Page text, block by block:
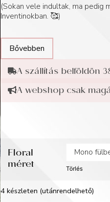
(Sokan vele indultak, ma pedig
Inventinokban. 🥰)
Bővebben
A szállítás belföldön
A webshop csak
Floral
méret Törlés
4 készleten (utánrendelhető)